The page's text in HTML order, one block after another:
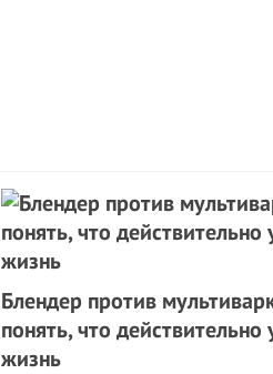
Блендер против
понять, что действительно
жизнь